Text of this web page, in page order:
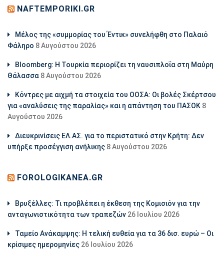
NAFTEMPORIKI.GR
Μέλος της «συμμορίας του Έντικ» συνελήφθη στο Παλαιό
Φάληρο 8 Αυγούστου 2026
Bloomberg: Η Τουρκία περιορίζει τη ναυσιπλοΐα στη Μαύρη
Θάλασσα 8 Αυγούστου 2026
Κόντρες με αιχμή τα στοιχεία του ΟΟΣΑ: Οι βολές Σκέρτσου
για «αναλύσεις της παραλίας» και η απάντηση του ΠΑΣΟΚ 8
Αυγούστου 2026
Διευκρινίσεις ΕΛ.ΑΣ. για το περιστατικό στην Κρήτη: Δεν
υπήρξε προσέγγιση ανήλικης 8 Αυγούστου 2026
FOROLOGIKANEA.GR
Βρυξέλλες: Τι προβλέπει η έκθεση της Κομισιόν για την
ανταγωνιστικότητα των τραπεζών 26 Ιουλίου 2026
Ταμείο Ανάκαμψης: Η τελική ευθεία για τα 36 δισ. ευρώ – Οι
κρίσιμες ημερομηνίες 26 Ιουλίου 2026